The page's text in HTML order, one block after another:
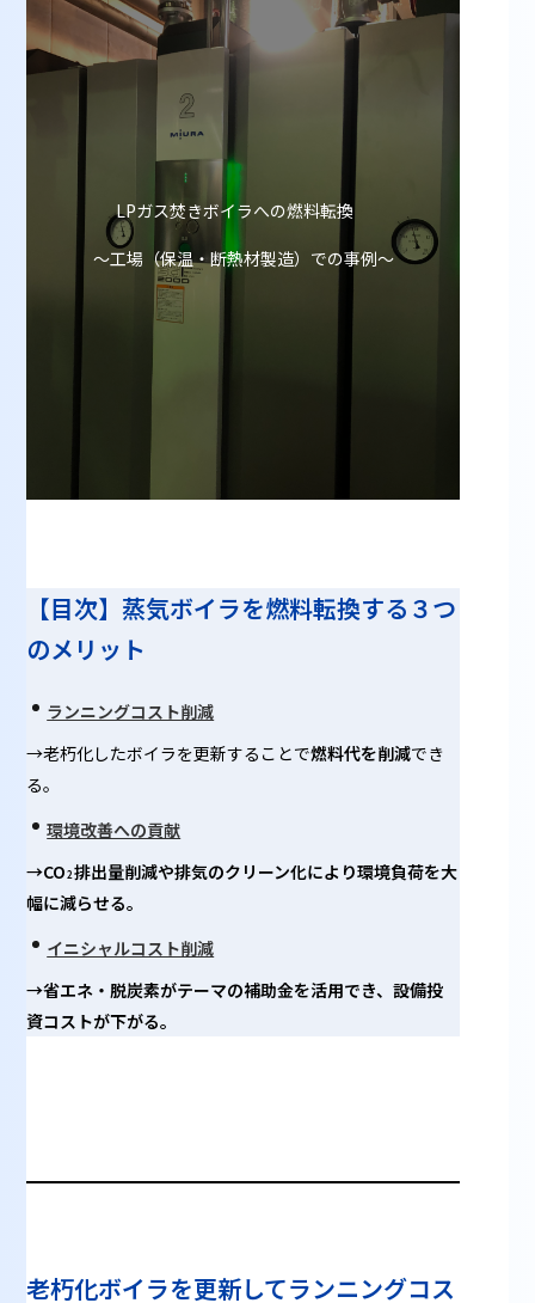
LPガス焚きボイラへの燃料転換
～工場（保温・断熱材製造）での事例～
【目次】蒸気ボイラを燃料転換する３つ
のメリット
ランニングコスト削減
→老朽化したボイラを更新することで燃料代を削減でき
る。
環境改善への貢献
→CO 2 排出量削減や排気のクリーン化により環境負荷を大
幅に減らせる。
イニシャルコスト削減
→省エネ・脱炭素がテーマの補助金を活用でき、設備投
資コストが下がる。
老朽化ボイラを更新してランニングコス